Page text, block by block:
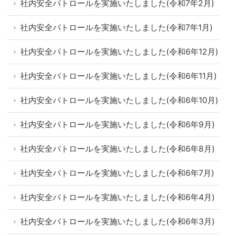
社内安全パトロールを実施いたしました(令和7年2月)
社内安全パトロールを実施いたしました(令和7年1月)
社内安全パトロールを実施いたしました(令和6年12月)
社内安全パトロールを実施いたしました(令和6年11月)
社内安全パトロールを実施いたしました(令和6年10月)
社内安全パトロールを実施いたしました(令和6年9月)
社内安全パトロールを実施いたしました(令和6年8月)
社内安全パトロールを実施いたしました(令和6年7月)
社内安全パトロールを実施いたしました(令和6年4月)
社内安全パトロールを実施いたしました(令和6年3月)